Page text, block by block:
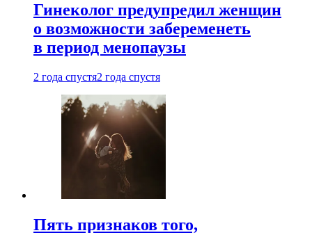
Гинеколог предупредил женщин
о возможности забеременеть
в период менопаузы
2 года спустя2 года спустя
Пять признаков того,